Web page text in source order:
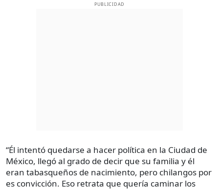
PUBLICIDAD
“Él intentó quedarse a hacer política en la Ciudad de
México, llegó al grado de decir que su familia y él
eran tabasqueños de nacimiento, pero chilangos por
es convicción. Eso retrata que quería caminar los